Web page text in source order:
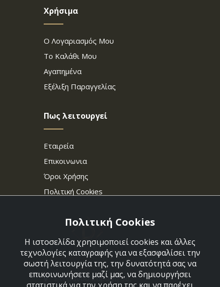
Χρήσιμα
Ο Λογαριασμός Μου
Το Καλάθι Μου
Αγαπημένα
Εξέλιξη Παραγγελίας
Πως λειτουργεί
Εταιρεία
Επικοινωνια
Όροι Χρήσης
Πολιτική Cookies
Στεφάνου Σαράφη 36,
Πολιτική Cookies
Η ιστοσελίδα χρησιμοποιεί cookies και άλλες
τεχνολογίες καταγραφής για να εξασφαλίσει την
σωστή λειτουργία της, την δυνατότητά σας να
επικοινωνήσετε μαζί μας, να δημιουργήσει